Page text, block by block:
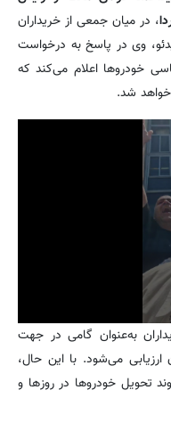
، در میان جمعی از خریداران
وی در پاسخ به درخواست
خودروها اعلام می‌کند که
شد.
0
seconds
of
1
minute,
به‌عنوان گامی در جهت
می‌شود. با این حال،
تحویل خودروها در روزها و